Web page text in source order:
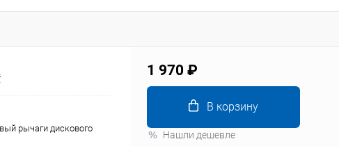
рычаги дискового
1 970 ₽
В корзину
Нашли дешевле